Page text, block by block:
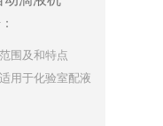
围及和特点
用于化验室配液